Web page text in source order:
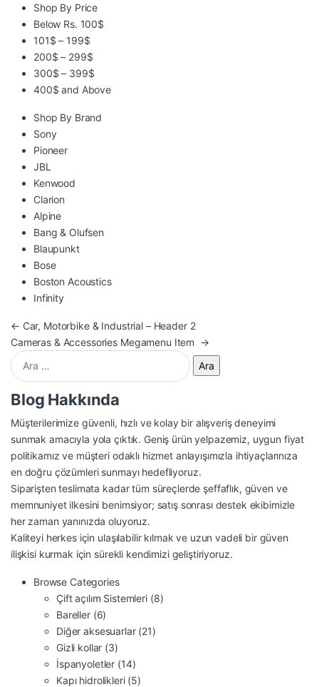
Shop By Price
Below Rs. 100$
101$ – 199$
200$ – 299$
300$ – 399$
400$ and Above
Shop By Brand
Sony
Pioneer
JBL
Kenwood
Clarion
Alpine
Bang & Olufsen
Blaupunkt
Bose
Boston Acoustics
Infinity
Yazı gezinmesi
← Car, Motorbike & Industrial – Header 2
Cameras & Accessories Megamenu Item →
Arama:
Blog Hakkında
Müşterilerimize güvenli, hızlı ve kolay bir alışveriş deneyimi
sunmak amacıyla yola çıktık. Geniş ürün yelpazemiz, uygun fiyat
politikamız ve müşteri odaklı hizmet anlayışımızla ihtiyaçlarınıza
en doğru çözümleri sunmayı hedefliyoruz.
Siparişten teslimata kadar tüm süreçlerde şeffaflık, güven ve
memnuniyet ilkesini benimsiyor; satış sonrası destek ekibimizle
her zaman yanınızda oluyoruz.
Kaliteyi herkes için ulaşılabilir kılmak ve uzun vadeli bir güven
ilişkisi kurmak için sürekli kendimizi geliştiriyoruz.
Browse Categories
Çift açılım Sistemleri (8)
Bareller (6)
Diğer aksesuarlar (21)
Gizli kollar (3)
İspanyoletler (14)
Kapı hidrolikleri (5)